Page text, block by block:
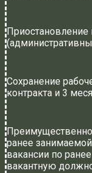
Сохранение
контракта и 3
ранее
вакансии по
вакантную